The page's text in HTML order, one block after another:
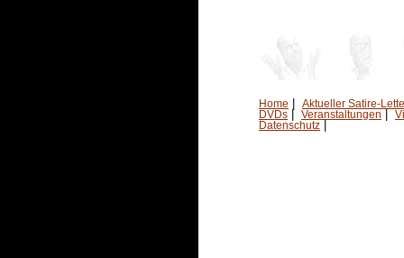
Home
Aktueller Satire-
DVDs | Veranstaltungen
Datenschutz